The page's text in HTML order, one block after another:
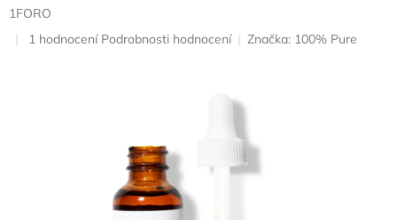
1FORO
Průměrné
1 hodnocení Podrobnosti hodnocení Značka: 100% Pure